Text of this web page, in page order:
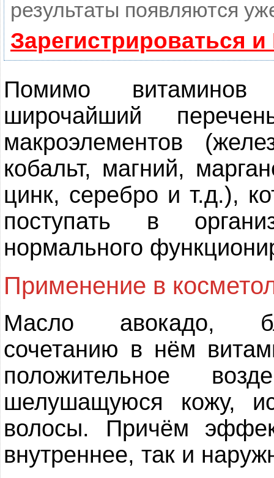
результаты появляются
Зарегистрироваться
Помимо
широчайший
макроэлементов
кобальт, магний,
цинк, серебро и т.д.),
поступать в
нормального
Применение в
Масло авокадо,
сочетанию в нём
положительное
шелушащуюся кожу,
волосы. Причём
внутреннее, так и